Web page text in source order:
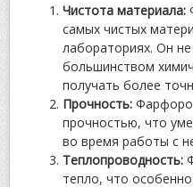
Чистота материала:
самых чистых
лабораториях. Он
большинством
получать более
Прочность:
прочностью, что
во время работы с
Теплопроводность:
тепло, что